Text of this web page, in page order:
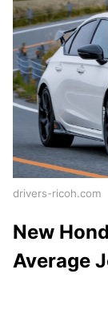
drivers-ricoh.com
New
Average